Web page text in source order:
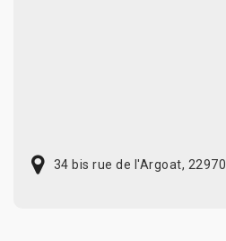
34 bis rue de l'Argoat,